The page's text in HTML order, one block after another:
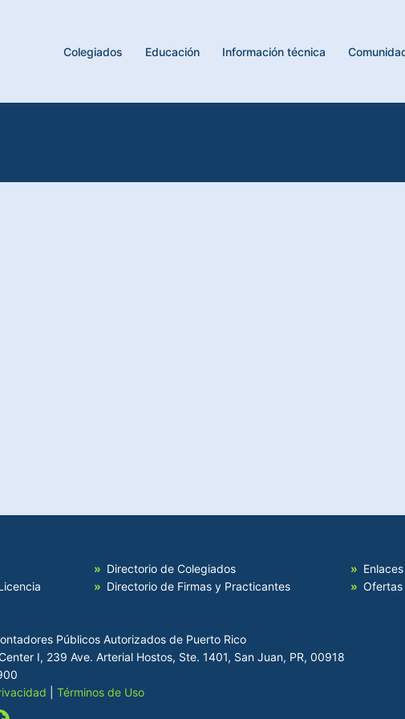
Colegiados Educación Información técnica
Directorio de Colegiados
Directorio de Firmas y Practicantes
Enlaces
Ofertas
Públicos Autorizados de Puerto Rico
I, 239 Ave. Arterial Hostos, Ste. 1401, San Juan, PR, 00918
Términos de Uso